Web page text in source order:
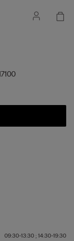
09:30-13:30 ; 14:30-19:30